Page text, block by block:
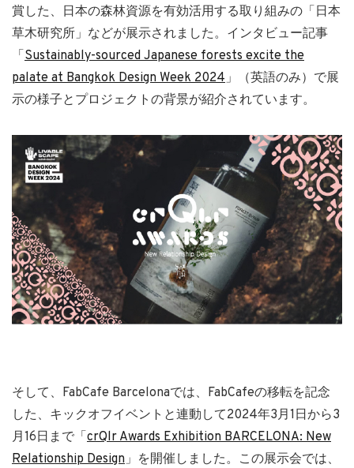
賞した、日本の森林資源を有効活用する取り組みの「日本
草木研究所」などが展示されました。インタビュー記事
「 Sustainably-sourced Japanese forests excite the
palate at Bangkok Design Week 2024」（英語のみ）で展
示の様子とプロジェクトの背景が紹介されています。
そして、FabCafe Barcelonaでは、FabCafeの移転を記念
した、キックオフイベントと連動して2024年3月1日から3
月16日まで「 crQlr Awards Exhibition BARCELONA: New
Relationship Design 」を開催しました。この展示会では、